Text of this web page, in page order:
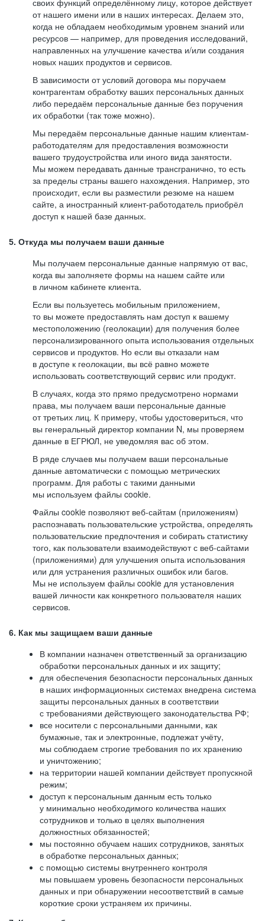
своих функций определённому лицу, которое действует
от нашего имени или в наших интересах. Делаем это,
когда не обладаем необходимым уровнем знаний или
ресурсов — например, для проведения исследований,
направленных на улучшение качества и/или создания
новых наших продуктов и сервисов.
В зависимости от условий договора мы поручаем
контрагентам обработку ваших персональных данных
либо передаём персональные данные без поручения
их обработки (так тоже можно).
Мы передаём персональные данные нашим клиентам-
работодателям для предоставления возможности
вашего трудоустройства или иного вида занятости.
Мы можем передавать данные трансгранично, то есть
за пределы страны вашего нахождения. Например, это
происходит, если вы разместили резюме на нашем
сайте, а иностранный клиент-работодатель приобрёл
доступ к нашей базе данных.
5. Откуда мы получаем ваши данные
Мы получаем персональные данные напрямую от вас,
когда вы заполняете формы на нашем сайте или
в личном кабинете клиента.
Если вы пользуетесь мобильным приложением,
то вы можете предоставлять нам доступ к вашему
местоположению (геолокации) для получения более
персонализированного опыта использования отдельных
сервисов и продуктов. Но если вы отказали нам
в доступе к геолокации, вы всё равно можете
использовать соответствующий сервис или продукт.
В случаях, когда это прямо предусмотрено нормами
права, мы получаем ваши персональные данные
от третьих лиц. К примеру, чтобы удостовериться, что
вы генеральный директор компании N, мы проверяем
данные в ЕГРЮЛ, не уведомляя вас об этом.
В ряде случаев мы получаем ваши персональные
данные автоматически с помощью метрических
программ. Для работы с такими данными
мы используем файлы cookie.
Файлы cookie позволяют веб-сайтам (приложениям)
распознавать пользовательские устройства, определять
пользовательские предпочтения и собирать статистику
того, как пользователи взаимодействуют с веб-сайтами
(приложениями) для улучшения опыта использования
или для устранения различных ошибок или багов.
Мы не используем файлы cookie для установления
вашей личности как конкретного пользователя наших
сервисов.
6. Как мы защищаем ваши данные
В компании назначен ответственный за организацию
обработки персональных данных и их защиту;
для обеспечения безопасности персональных данных
в наших информационных системах внедрена система
защиты персональных данных в соответствии
с требованиями действующего законодательства РФ;
все носители с персональными данными, как
бумажные, так и электронные, подлежат учёту,
мы соблюдаем строгие требования по их хранению
и уничтожению;
на территории нашей компании действует пропускной
режим;
доступ к персональным данным есть только
у минимально необходимого количества наших
сотрудников и только в целях выполнения
должностных обязанностей;
мы постоянно обучаем наших сотрудников, занятых
в обработке персональных данных;
с помощью системы внутреннего контроля
мы повышаем уровень безопасности персональных
данных и при обнаружении несоответствий в самые
короткие сроки устраняем их причины.